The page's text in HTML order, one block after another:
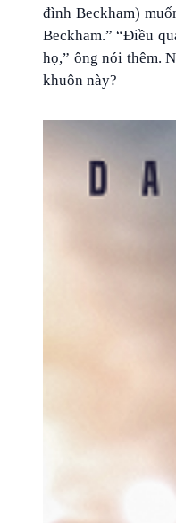
đình Beckham)
Beckham.” “Điều
họ,” ông nói thêm.
khuôn này?